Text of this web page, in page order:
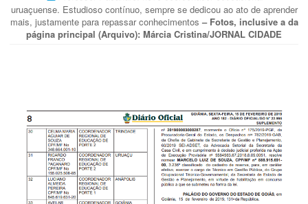
uruaçuense. Estudioso contínuo, sempre se dedicou ao ato de aprender
mais, justamente para repassar conhecimentos – Fotos, inclusive a da
página principal (Arquivo): Márcia Cristina/JORNAL CIDADE